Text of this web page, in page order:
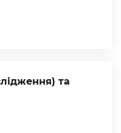
та